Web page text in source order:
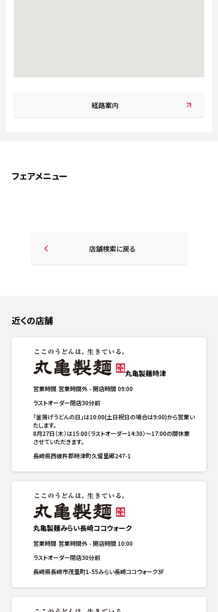
経路案内
フェアメニュー
店舗検索に戻る
近くの店舗
丸亀製麺時津
営業時間 営業時間外 - 開店時間 09:00
ラストオーダー閉店30分前
「釜揚げうどんの日」は10:00(土日祝日の場合は9:00)から営業い
たします。
8月27日（木）は15:00（ラストオーダー14:30）～17:00の間休業
させていただきます。
長崎県西彼杵郡時津町久留里郷247-1
丸亀製麺みらい長崎ココウォーク
営業時間 営業時間外 - 開店時間 10:00
ラストオーダー閉店30分前
長崎県長崎市茂里町1-55みらい長崎ココウォーク3F